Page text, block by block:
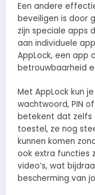
Een andere
beveiligen is door
zijn speciale apps
aan individuele
AppLock, een app
betrouwbaarheid
Met AppLock kun
wachtwoord, PIN
betekent dat zelfs
toestel, ze nog
kunnen komen
ook extra functies
video’s, wat
bescherming van